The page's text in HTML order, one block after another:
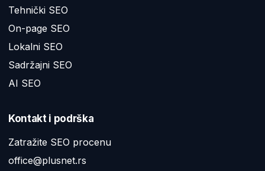
Tehnički SEO
On-page SEO
Lokalni SEO
Sadržajni SEO
AI SEO
Kontakt i podrška
Zatražite SEO procenu
office@plusnet.rs